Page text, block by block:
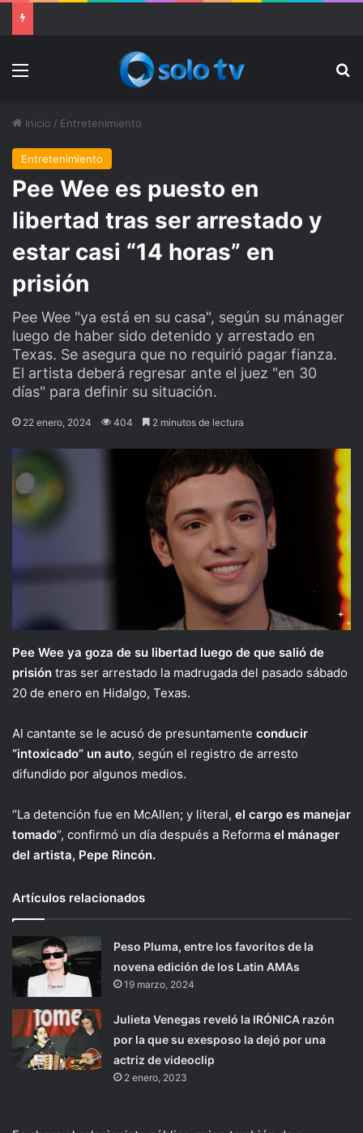
Menu
Inicio / Entretenimiento
Entretenimiento
Pee Wee es puesto en
libertad tras ser arrestado y
estar casi “14 horas” en
prisión
Pee Wee "ya está en su casa", según su mánager
luego de haber sido detenido y arrestado en
Texas. Se asegura que no requirió pagar fianza.
El artista deberá regresar ante el juez "en 30
días" para definir su situación.
22 enero, 2024 404 2 minutos de lectura
Pee Wee ya goza de su libertad luego de que salió de
prisión tras ser arrestado la madrugada del pasado sábado
20 de enero en Hidalgo, Texas.
Al cantante se le acusó de presuntamente conducir
“intoxicado” un auto, según el registro de arresto
difundido por algunos medios.
“La detención fue en McAllen; y literal, el cargo es manejar
tomado“, confirmó un día después a Reforma el mánager
del artista, Pepe Rincón.
Artículos relacionados
Peso Pluma, entre los favoritos de la
novena edición de los Latin AMAs
19 marzo, 2024
Julieta Venegas reveló la IRÓNICA razón
por la que su exesposo la dejó por una
actriz de videoclip
2 enero, 2023